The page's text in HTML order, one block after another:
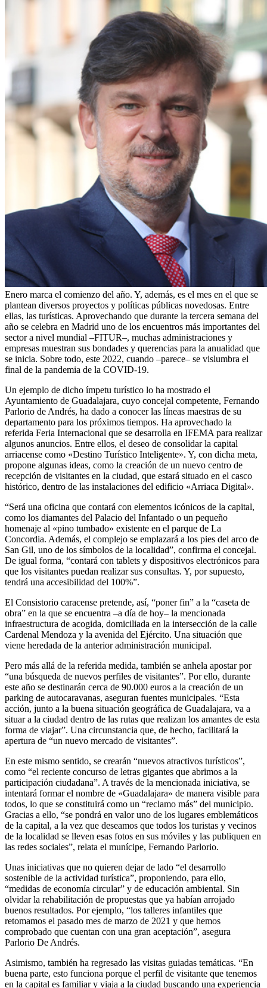
Enero marca el comienzo del año. Y, además, es el mes en el que se
plantean diversos proyectos y políticas públicas novedosas. Entre
ellas, las turísticas. Aprovechando que durante la tercera semana del
año se celebra en Madrid uno de los encuentros más importantes del
sector a nivel mundial –FITUR–, muchas administraciones y
empresas muestran sus bondades y querencias para la anualidad que
se inicia. Sobre todo, este 2022, cuando –parece– se vislumbra el
final de la pandemia de la COVID-19.
Un ejemplo de dicho ímpetu turístico lo ha mostrado el
Ayuntamiento de Guadalajara, cuyo concejal competente, Fernando
Parlorio de Andrés, ha dado a conocer las líneas maestras de su
departamento para los próximos tiempos. Ha aprovechado la
referida Feria Internacional que se desarrolla en IFEMA para realizar
algunos anuncios. Entre ellos, el deseo de consolidar la capital
arriacense como «Destino Turístico Inteligente». Y, con dicha meta,
propone algunas ideas, como la creación de un nuevo centro de
recepción de visitantes en la ciudad, que estará situado en el casco
histórico, dentro de las instalaciones del edificio «Arriaca Digital».
“Será una oficina que contará con elementos icónicos de la capital,
como los diamantes del Palacio del Infantado o un pequeño
homenaje al «pino tumbado» existente en el parque de La
Concordia. Además, el complejo se emplazará a los pies del arco de
San Gil, uno de los símbolos de la localidad”, confirma el concejal.
De igual forma, “contará con tablets y dispositivos electrónicos para
que los visitantes puedan realizar sus consultas. Y, por supuesto,
tendrá una accesibilidad del 100%”.
El Consistorio caracense pretende, así, “poner fin” a la “caseta de
obra” en la que se encuentra –a día de hoy– la mencionada
infraestructura de acogida, domiciliada en la intersección de la calle
Cardenal Mendoza y la avenida del Ejército. Una situación que
viene heredada de la anterior administración municipal.
Pero más allá de la referida medida, también se anhela apostar por
“una búsqueda de nuevos perfiles de visitantes”. Por ello, durante
este año se destinarán cerca de 90.000 euros a la creación de un
parking de autocaravanas, aseguran fuentes municipales. “Esta
acción, junto a la buena situación geográfica de Guadalajara, va a
situar a la ciudad dentro de las rutas que realizan los amantes de esta
forma de viajar”. Una circunstancia que, de hecho, facilitará la
apertura de “un nuevo mercado de visitantes”.
En este mismo sentido, se crearán “nuevos atractivos turísticos”,
como “el reciente concurso de letras gigantes que abrimos a la
participación ciudadana”. A través de la mencionada iniciativa, se
intentará formar el nombre de «Guadalajara» de manera visible para
todos, lo que se constituirá como un “reclamo más” del municipio.
Gracias a ello, “se pondrá en valor uno de los lugares emblemáticos
de la capital, a la vez que deseamos que todos los turistas y vecinos
de la localidad se lleven esas fotos en sus móviles y las publiquen en
las redes sociales”, relata el munícipe, Fernando Parlorio.
Unas iniciativas que no quieren dejar de lado “el desarrollo
sostenible de la actividad turística”, proponiendo, para ello,
“medidas de economía circular” y de educación ambiental. Sin
olvidar la rehabilitación de propuestas que ya habían arrojado
buenos resultados. Por ejemplo, “los talleres infantiles que
retomamos el pasado mes de marzo de 2021 y que hemos
comprobado que cuentan con una gran aceptación”, asegura
Parlorio De Andrés.
Asimismo, también ha regresado las visitas guiadas temáticas. “En
buena parte, esto funciona porque el perfil de visitante que tenemos
en la capital es familiar y viaja a la ciudad buscando una experiencia